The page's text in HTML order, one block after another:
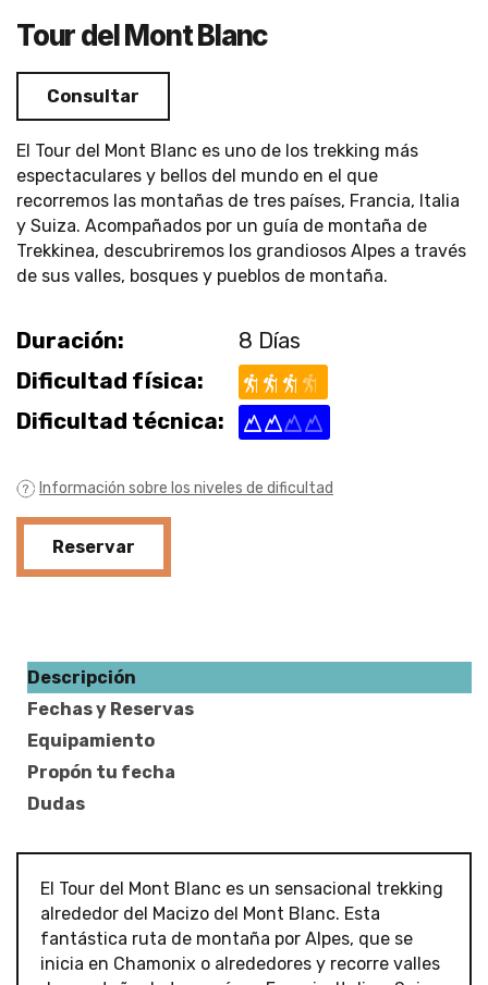
Tour del Mont Blanc
Consultar
El Tour del Mont Blanc es uno de los trekking más
espectaculares y bellos del mundo en el que
recorremos las montañas de tres países, Francia, Italia
y Suiza. Acompañados por un guía de montaña de
Trekkinea, descubriremos los grandiosos Alpes a través
de sus valles, bosques y pueblos de montaña.
Duración:
8 Días
Dificultad física:
Dificultad técnica:
Información sobre los niveles de dificultad
Reservar
Descripción
Fechas y Reservas
Equipamiento
Propón tu fecha
Dudas
El Tour del Mont Blanc es un sensacional trekking
alrededor del Macizo del Mont Blanc. Esta
fantástica ruta de montaña por Alpes, que se
inicia en Chamonix o alrededores y recorre valles